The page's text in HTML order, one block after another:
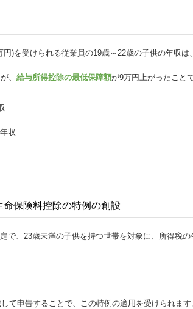
円)を受けられる従業員の19歳～22歳の子供の年収
、 給与所得控除の最低保障額が9万円上がったこと
収
保険料控除の特例の創設
で、23歳未満の子供を持つ世帯を対象に、所得税
て申告することで、この特例の適用を受けられま